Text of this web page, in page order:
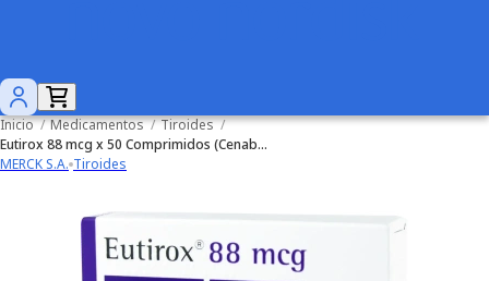
Inicio / Medicamentos / Tiroides /
Eutirox 88 mcg x 50 Comprimidos (Cenabast)
MERCK S.A. Tiroides